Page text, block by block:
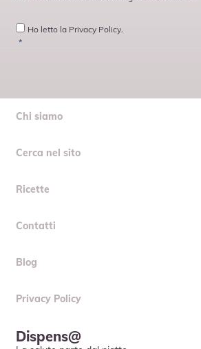
Ho letto la Privacy Policy.
*
Chi siamo
Cerca nel sito
Ricette
Contatti
Blog
Privacy Policy
Dispens@